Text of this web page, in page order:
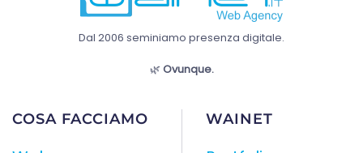
Dal 2006 seminiamo presenza digitale.
🌿 Ovunque.
COSA FACCIAMO WAINET